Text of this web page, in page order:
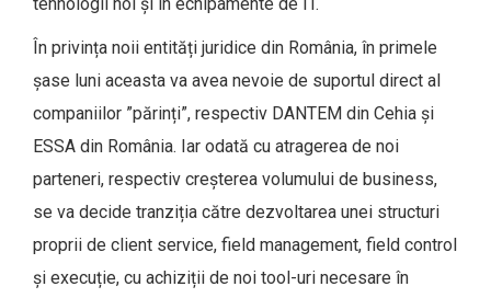
În privința noii entități juridice din România, în primele
șase luni aceasta va avea nevoie de suportul direct al
companiilor ”părinți”, respectiv DANTEM din Cehia și
ESSA din România. Iar odată cu atragerea de noi
parteneri, respectiv creșterea volumului de business,
se va decide tranziția către dezvoltarea unei structuri
proprii de client service, field management, field control
și execuție, cu achiziții de noi tool-uri necesare în